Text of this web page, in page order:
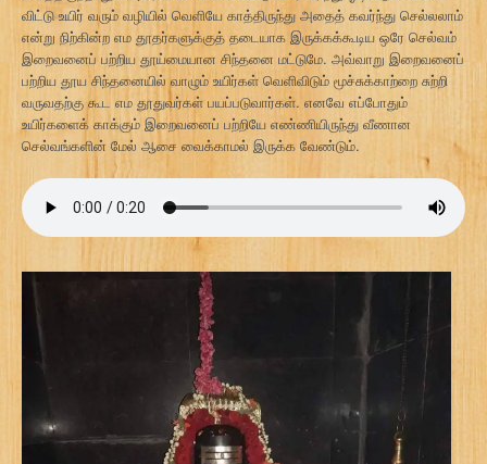
விட்டு உயிர் வரும் வழியில் வெளியே காத்திருந்து அதைத் கவர்ந்து செல்லலாம்
என்று நிற்கின்ற எம தூதர்களுக்குத் தடையாக இருக்கக்கூடிய ஒரே செல்வம்
இறைவனைப் பற்றிய தூய்மையான சிந்தனை மட்டுமே. அவ்வாறு இறைவனைப்
பற்றிய தூய சிந்தனையில் வாழும் உயிர்கள் வெளிவிடும் மூச்சுக்காற்றை சுற்றி
வருவதற்கு கூட எம தூதுவர்கள் பயப்படுவார்கள். எனவே எப்போதும்
உயிர்களைக் காக்கும் இறைவனைப் பற்றியே எண்ணியிருந்து வீணான
செல்வங்களின் மேல் ஆசை வைக்காமல் இருக்க வேண்டும்.